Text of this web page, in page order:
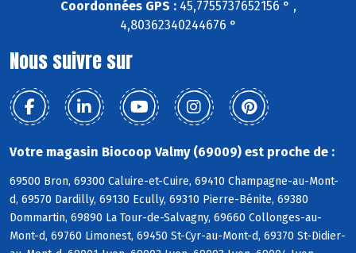
Coordonnées GPS :45,7755737652156 ° ,
4,80362340244676 °
Nous suivre sur
Votre magasin Biocoop Valmy (69009) est proche de :
69500 Bron, 69300 Caluire-et-Cuire, 69410 Champagne-au-Mont-
d, 69570 Dardilly, 69130 Ecully, 69310 Pierre-Bénite, 69380
Dommartin, 69890 La Tour-de-Salvagny, 69660 Collonges-au-
Mont-d, 69760 Limonest, 69450 St-Cyr-au-Mont-d, 69370 St-Didier-